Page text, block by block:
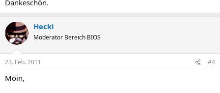
Dankeschön.
Hecki
Moderator Bereich BIOS
23. Feb. 2011 #4
Moin,